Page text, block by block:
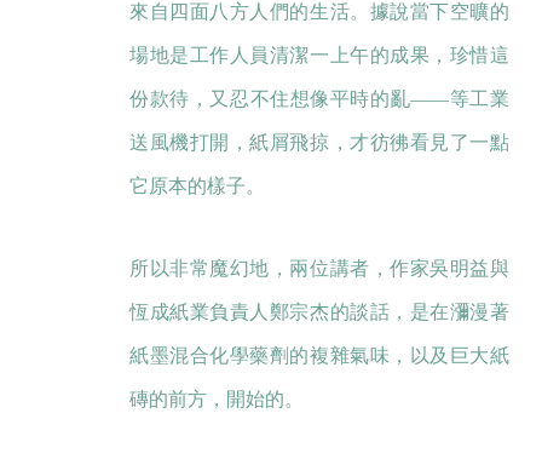
來自四面八方人們的生活。據說當下空曠的
場地是工作人員清潔一上午的成果，珍惜這
份款待，又忍不住想像平時的亂——等工業
送風機打開，紙屑飛掠，才彷彿看見了一點
它原本的樣子。
所以非常魔幻地，兩位講者，作家吳明益與
恆成紙業負責人鄭宗杰的談話，是在瀰漫著
紙墨混合化學藥劑的複雜氣味，以及巨大紙
磚的前方，開始的。